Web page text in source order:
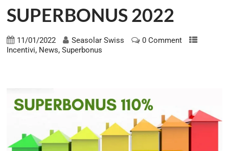
SUPERBONUS 2022
11/01/2022 Seasolar Swiss
0 Comment
Incentivi, News,Superbonus